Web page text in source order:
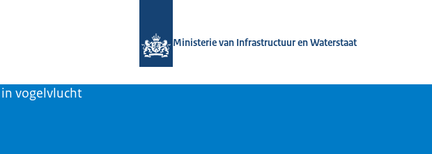
Ministerie van Infrastructuur en Waterstaat
vogelvlucht